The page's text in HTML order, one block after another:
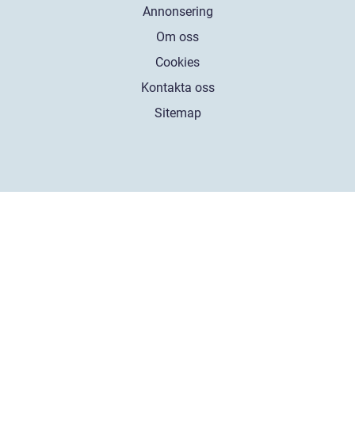
Annonsering
Om oss
Cookies
Kontakta oss
Sitemap